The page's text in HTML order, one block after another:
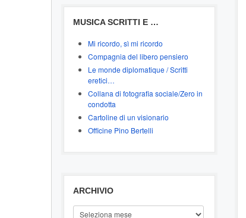
MUSICA SCRITTI E …
Mi ricordo, sì mi ricordo
Compagnia del libero pensiero
Le monde diplomatique / Scritti
eretici…
Collana di fotografia sociale/Zero in
condotta
Cartoline di un visionario
Officine Pino Bertelli
ARCHIVIO
ARCHIVIO